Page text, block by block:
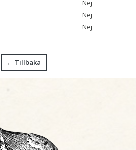
Nej
Nej
Nej
← Tillbaka